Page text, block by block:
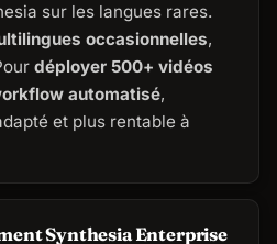
sur les langues rares.
occasionnelles,
déployer 500+ vidéos
automatisé,
et plus rentable à
Synthesia Enterprise